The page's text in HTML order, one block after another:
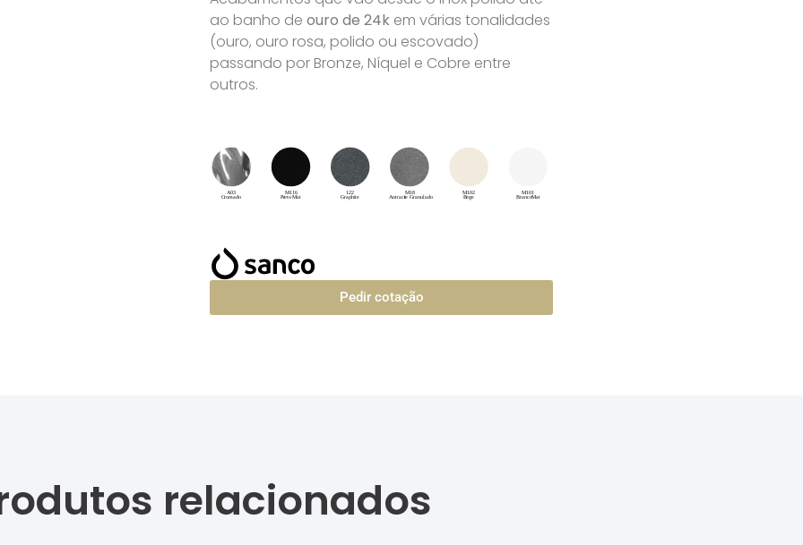
ao banho de ouro de 24kem várias tonalidades
(ouro, ouro rosa, polido ou escovado)
passando por Bronze, Níquel e Cobre entre
outros.
Pedir cotação
relacionados